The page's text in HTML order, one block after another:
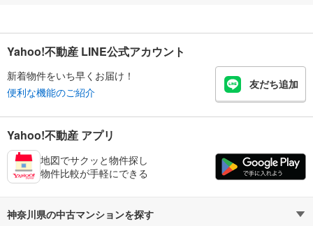
Yahoo!不動産 LINE公式アカウント
新着物件をいち早くお届け！
便利な機能のご紹介
友だち追加
Yahoo!不動産 アプリ
地図でサクッと物件探し
物件比較が手軽にできる
神奈川県の中古マンションを探す